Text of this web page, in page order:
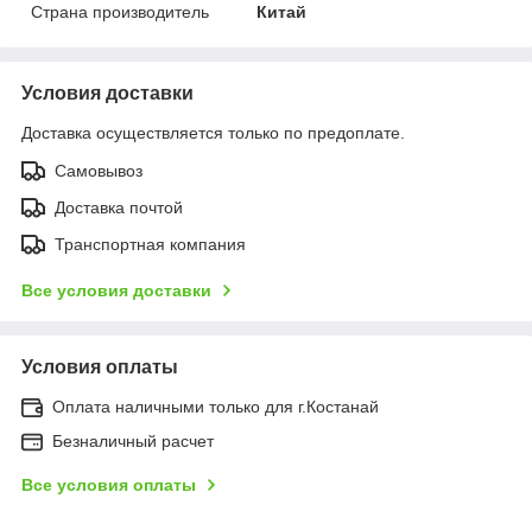
Страна производитель
Китай
Условия доставки
Доставка осуществляется только по предоплате.
Самовывоз
Доставка почтой
Транспортная компания
Все условия доставки
Условия оплаты
Оплата наличными только для г.Костанай
Безналичный расчет
Все условия оплаты